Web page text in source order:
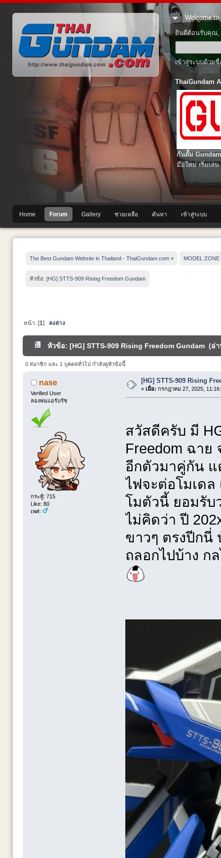
Welcome to
ยินดีต้อนรับคุณ,
เข้าสู่ระบบด้วย
ThaiGundam
กันดั้ม
มือใหม่ เริ่มเล่น
Home Forum Gallery ช่วยเหลือ ค้นหา เข้าสู่ระบบ
The Best Gundam Website in Thailand - ThaiGundam.com » MODEL ZONE
หัวข้อ: [HG] STTS-909 Rising Freedom Gundam
หน้า: [1] ลงล่าง
หัวข้อ: [HG] STTS-909 Rising Freedom Gundam (อ่า
0 สมาชิก และ 1 บุคคลทั่วไป กำลังดูหัวข้อนี้
nase
Verified User
ลองพ่นแอร์บรัช
กระทู้: 715
Like: 80
เพศ:
[HG] STTS-909 Rising
« เมื่อ: กรกฎาคม 27, 2025,
สวัสดีครับ มี
Freedom ฉาย
อีกตัวมาคู่กัน แ
ไฟจะต่อโมเดล
โมตัวนี้ ยอมรับ
ไม่คิดว่า ปี
ขาวๆ ตรงปีกนี่
ถลอกไปบ้าง ก